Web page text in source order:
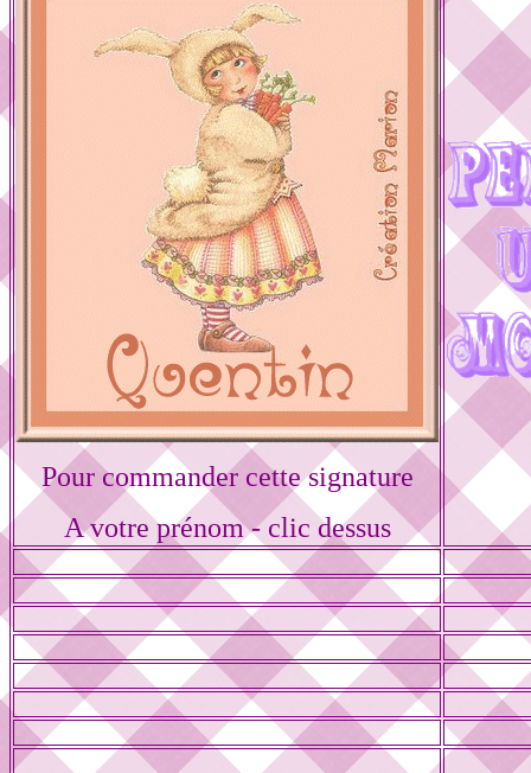
Pour commander cette signature
A votre prénom - clic dessus